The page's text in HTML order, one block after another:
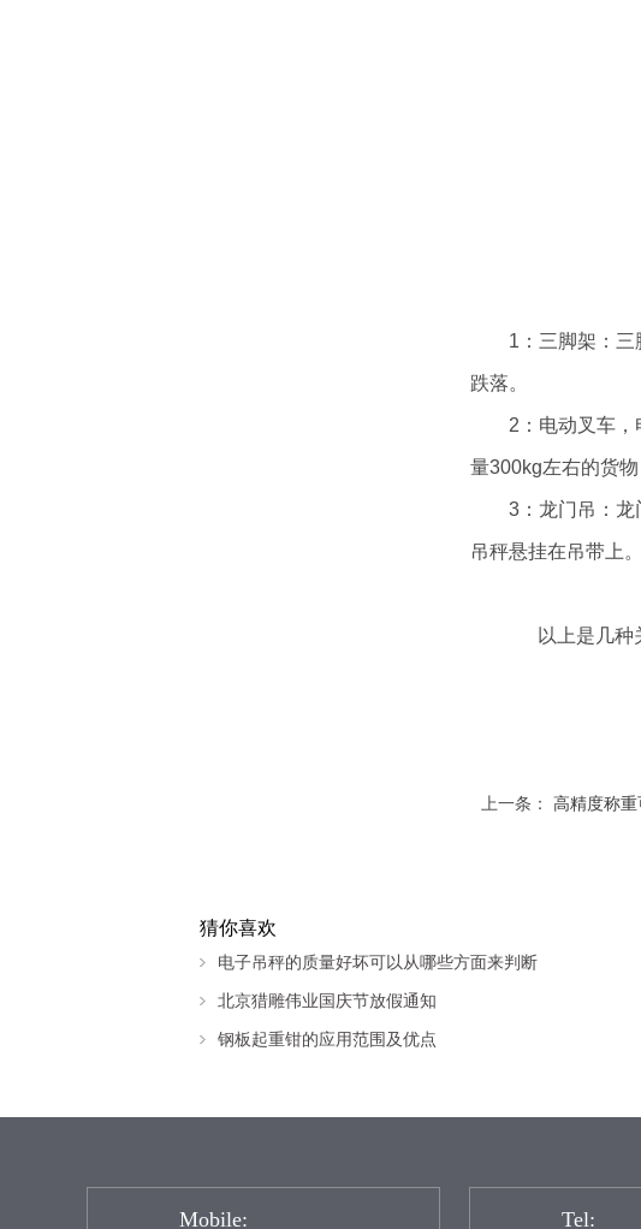
1：三脚架：
跌落。
2：电动叉车
量300kg左右的货
3：龙门吊：龙
吊秤悬挂在吊带上。
以上是几种
上一条： 高精度称
猜你喜欢
电子吊秤的质量好坏可以从哪些方面来判断
北京猎雕伟业国庆节放假通知
钢板起重钳的应用范围及优点
Mobile: Tel: